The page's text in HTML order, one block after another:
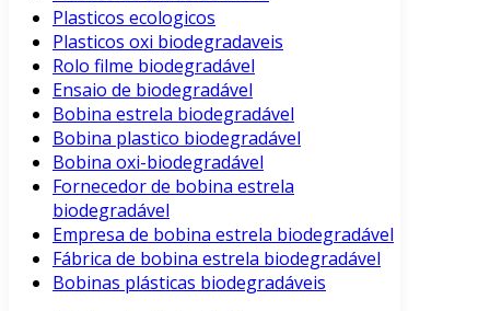
Plasticos ecologicos
Plasticos oxi biodegradaveis
Rolo filme biodegradável
Ensaio de biodegradável
Bobina estrela biodegradável
Bobina plastico biodegradável
Bobina oxi-biodegradável
Fornecedor de bobina estrela
biodegradável
Empresa de bobina estrela biodegradável
Fábrica de bobina estrela biodegradável
Bobinas plásticas biodegradáveis